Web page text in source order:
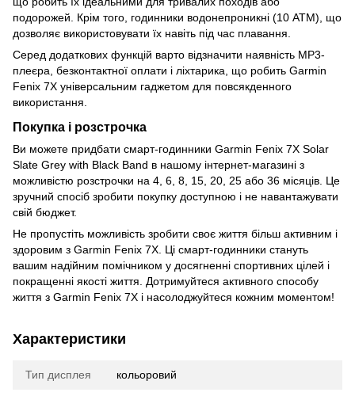
подорожей. Крім того, годинники водонепроникні (10 ATM), що
дозволяє використовувати їх навіть під час плавання.
Серед додаткових функцій варто відзначити наявність MP3-
плеєра, безконтактної оплати і ліхтарика, що робить Garmin
Fenix 7X універсальним гаджетом для повсякденного
використання.
Покупка і розстрочка
Ви можете придбати смарт-годинники Garmin Fenix 7X Solar
Slate Grey with Black Band в нашому інтернет-магазині з
можливістю розстрочки на 4, 6, 8, 15, 20, 25 або 36 місяців. Це
зручний спосіб зробити покупку доступною і не навантажувати
свій бюджет.
Не пропустіть можливість зробити своє життя більш активним і
здоровим з Garmin Fenix 7X. Ці смарт-годинники стануть
вашим надійним помічником у досягненні спортивних цілей і
покращенні якості життя. Дотримуйтеся активного способу
життя з Garmin Fenix 7X і насолоджуйтеся кожним моментом!
Характеристики
Тип дисплея кольоровий